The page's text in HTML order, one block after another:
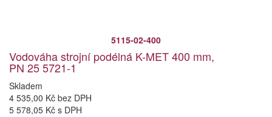
5115-02-400
Vodováha strojní podélná K-MET 400 mm,
PN 25 5721-1
Skladem
4 535,00 Kč bez DPH
5 578,05 Kč s DPH